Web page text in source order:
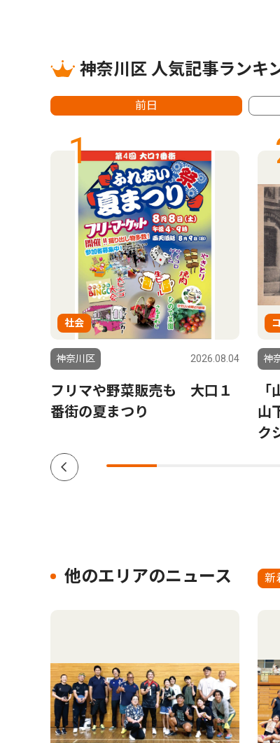
神奈川区 人気記事ランキ
前日
1
社会
神奈川区 2026.08.04
フリマや野菜販売も 大口１
番街の夏まつり
神
山
ク
他のエリアのニュース 新